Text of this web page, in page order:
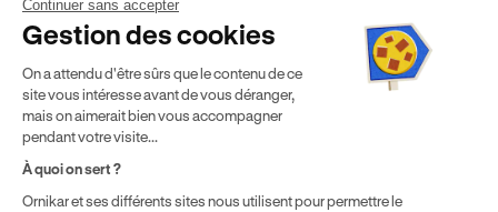
Mentions légales CGV CGU Politique de confidentialité
* Détail des conditions de nos offres
localisation géographique et du type de formules que vous
achetez comme détaillé dans nosConditions Générales de
Continuer sans accepter
Gestion des cookies
On a attendu d'être sûrs que le contenu de ce
site vous intéresse avant de vous déranger,
mais on aimerait bien vous accompagner
pendant votre visite...
À quoi on sert ?
Ornikar et ses différents sites nous utilisent pour permettre le